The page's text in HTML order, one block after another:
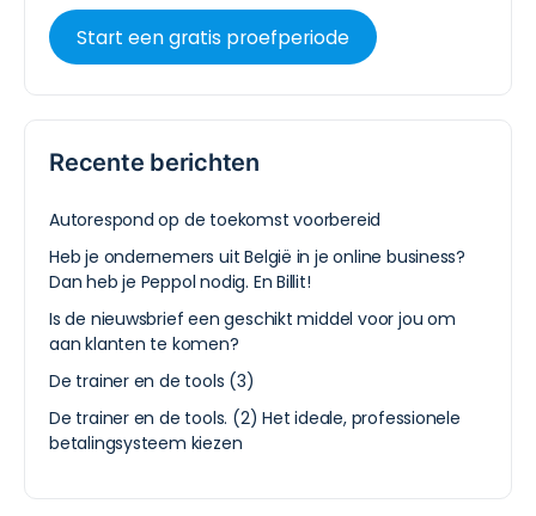
Start een gratis proefperiode
Recente berichten
Autorespond op de toekomst voorbereid
Heb je ondernemers uit België in je online business?
Dan heb je Peppol nodig. En Billit!
Is de nieuwsbrief een geschikt middel voor jou om
aan klanten te komen?
De trainer en de tools (3)
De trainer en de tools. (2) Het ideale, professionele
betalingsysteem kiezen